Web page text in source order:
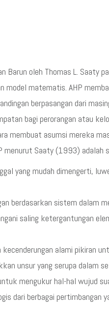
Barun oleh Thomas L. Saaty
model matematis. AHP
berpasangan dari
bagi perorangan atau
membuat asumsi mereka
menurut Saaty (1993) adalah
yang mudah dimengerti,
berdasarkan sistem dalam
saling ketergantungan
kecenderungan alami pikiran
unsur yang serupa dalam
mengukur hal-hal wujud
dari berbagai pertimbangan